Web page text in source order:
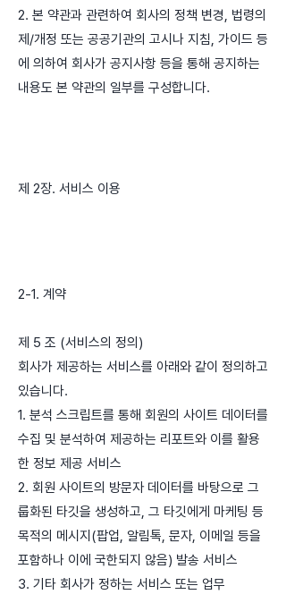
2. 본 약관과 관련하여 회사의 정책 변경, 법령의
제/개정 또는 공공기관의 고시나 지침, 가이드 등
에 의하여 회사가 공지사항 등을 통해 공지하는
내용도 본 약관의 일부를 구성합니다.
제 2장. 서비스 이용
2-1. 계약
제 5 조 (서비스의 정의)
회사가 제공하는 서비스를 아래와 같이 정의하고
있습니다.
1. 분석 스크립트를 통해 회원의 사이트 데이터를
수집 및 분석하여 제공하는 리포트와 이를 활용
한 정보 제공 서비스
2. 회원 사이트의 방문자 데이터를 바탕으로 그
룹화된 타깃을 생성하고, 그 타깃에게 마케팅 등
목적의 메시지(팝업, 알림톡, 문자, 이메일 등을
포함하나 이에 국한되지 않음) 발송 서비스
3. 기타 회사가 정하는 서비스 또는 업무